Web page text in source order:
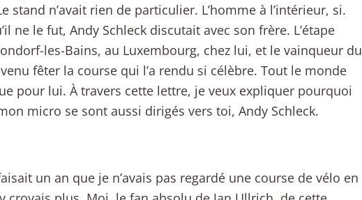
stand n’avait rien de particulier. L’homme à l’intérieur, si.
ne le fut, Andy Schleck discutait avec son frère. L’étape
les-Bains, au Luxembourg, chez lui, et le vainqueur du
fêter la course qui l’a rendu si célèbre. Tout le monde
pour lui. À travers cette lettre, je veux expliquer pourquoi
micro se sont aussi dirigés vers toi, Andy Schleck.
un an que je n’avais pas regardé une course de vélo en